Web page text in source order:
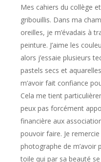
Mes cahiers du collège
gribouillis. Dans ma
oreilles, je m’évadais à
peinture. J’aime les
alors j’essaie plusieurs
pastels secs et
m’avoir fait confiance
Cela me tient
peux pas forcément
financière aux
pouvoir faire. Je
photographe de m’avoir
toile qui par sa beauté